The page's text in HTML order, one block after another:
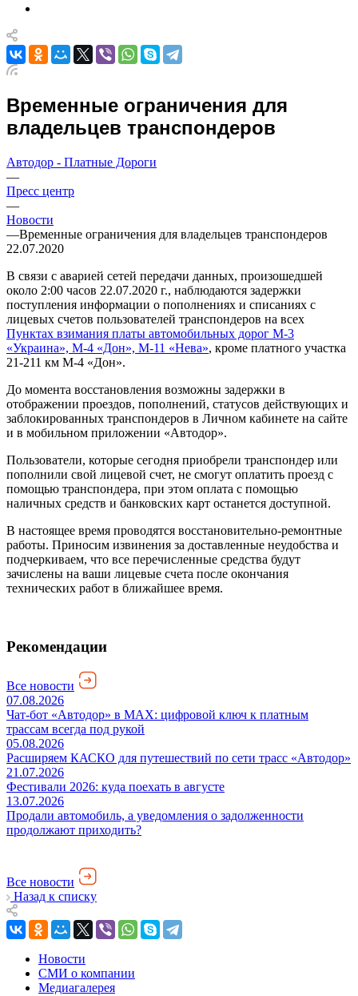
Временные ограничения для
владельцев транспондеров
Автодор - Платные Дороги
—
Пресс центр
—
Новости
—Временные ограничения для владельцев транспондеров
22.07.2020
В связи с аварией сетей передачи данных, произошедшей
около 2:00 часов 22.07.2020 г., наблюдаются задержки
поступления информации о пополнениях и списаниях с
лицевых счетов пользователей транспондеров на всех
Пунктах взимания платы автомобильных дорог М-3
«Украина», М-4 «Дон», М-11 «Нева», кроме платного участка
21-211 км М-4 «Дон».
До момента восстановления возможны задержки в
отображении проездов, пополнений, статусов действующих и
заблокированных транспондеров в Личном кабинете на сайте
и в мобильном приложении «Автодор».
Пользователи, которые сегодня приобрели транспондер или
пополнили свой лицевой счет, не смогут оплатить проезд с
помощью транспондера, при этом оплата с помощью
наличных средств и банковских карт останется доступной.
В настоящее время проводятся восстановительно-ремонтные
работы. Приносим извинения за доставленные неудобства и
подчеркиваем, что все перечисленные средства будут
зачислены на ваши лицевые счета после окончания
технических работ в ближайшее время.
Рекомендации
Все новости
07.08.2026
Чат-бот «Автодор» в MAX: цифровой ключ к платным
трассам всегда под рукой
05.08.2026
Расширяем КАСКО для путешествий по сети трасс «Автодор»
21.07.2026
Фестивали 2026: куда поехать в августе
13.07.2026
Продали автомобиль, а уведомления о задолженности
продолжают приходить?
Все новости
Назад к списку
Новости
СМИ о компании
Медиагалерея